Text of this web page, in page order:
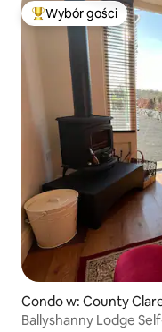
Najpopularniejsze z
Wybór gości
Condo w: County
Ballyshanny Lodge